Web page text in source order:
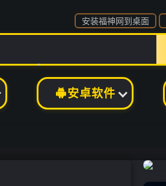
安卓软件
安装福神网到桌面